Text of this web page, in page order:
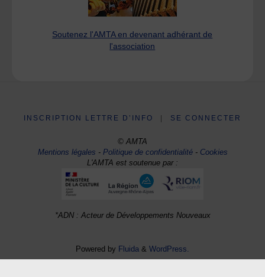
Soutenez l'AMTA en devenant adhérant de
l'association
INSCRIPTION LETTRE D’INFO SE CONNECTER
© AMTA
Mentions légales -Politique de confidentialité- Cookies
L'AMTA est soutenue par :
*ADN : Acteur de Développements Nouveaux
Powered by Fluida & WordPress.